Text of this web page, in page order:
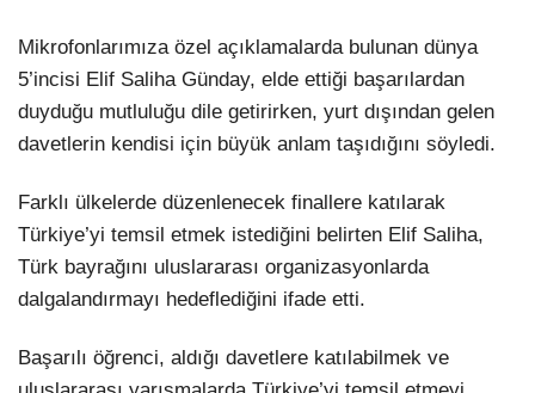
Mikrofonlarımıza özel açıklamalarda bulunan dünya
5’incisi Elif Saliha Günday, elde ettiği başarılardan
duyduğu mutluluğu dile getirirken, yurt dışından gelen
davetlerin kendisi için büyük anlam taşıdığını söyledi.
Farklı ülkelerde düzenlenecek finallere katılarak
Türkiye’yi temsil etmek istediğini belirten Elif Saliha,
Türk bayrağını uluslararası organizasyonlarda
dalgalandırmayı hedeflediğini ifade etti.
Başarılı öğrenci, aldığı davetlere katılabilmek ve